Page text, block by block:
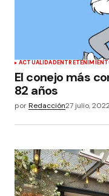
ACTUALIDAD
El conejo más
82 años
porRedacción27 julio,